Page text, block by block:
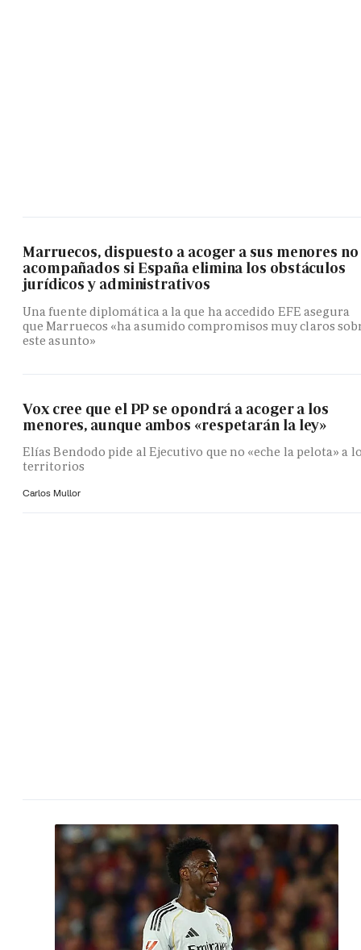
Marruecos, dispuesto a acoger a sus menores no
acompañados si España elimina los obstáculos
jurídicos y administrativos
Una fuente diplomática a la que ha accedido EFE asegura
que Marruecos «ha asumido compromisos muy claros
este asunto»
Vox cree que el PP se opondrá a acoger a los
menores, aunque ambos «respetarán la ley»
Elías Bendodo pide al Ejecutivo que no «eche la pelota» a
territorios
Carlos Mullor